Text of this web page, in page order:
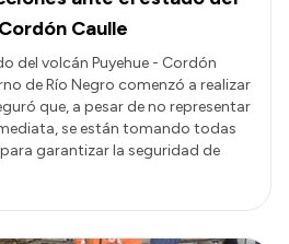
Caulle
del volcán Puyehue - Cordón
de Río Negro comenzó a realizar
que, a pesar de no representar
se están tomando todas
garantizar la seguridad de